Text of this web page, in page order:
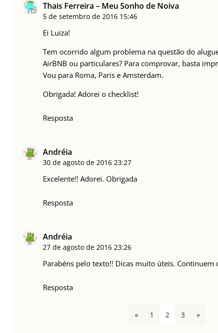
Thais Ferreira – Meu Sonho de Noiva
5 de setembro de 2016 15:46
Ei Luiza!
Tem ocorrido algum problema na questão do
AirBNB ou particulares? Para comprovar, basta
Vou para Roma, Paris e Amsterdam.
Obrigada! Adorei o checklist!
Resposta
Andréia
30 de agosto de 2016 23:27
Excelente!! Adorei. Obrigada
Resposta
Andréia
27 de agosto de 2016 23:26
Parabéns pelo texto!! Dicas muito úteis.
Resposta
« 1 2 3 »